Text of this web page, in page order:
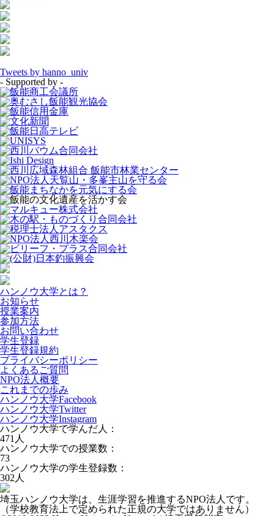
Tweets by hanno_univ
- Supported by -
ハンノウ大学とは？
お知らせ
授業案内
参加方法
お問い合わせ
学生登録
学生登録規約
プライバシーポリシー
よくあるご質問
NPO法人概要
これまでの歩み
ハンノウ大学Facebook
ハンノウ大学Twitter
ハンノウ大学Instagram
ハンノウ大学で学んだ人：
471 人
ハンノウ大学での授業数：
73
ハンノウ大学の学生登録数：
302 人
埼玉ハンノウ大学は、生涯学習を推進するNPO法人です。
（学校教育法上で定められた正規の大学ではありません）